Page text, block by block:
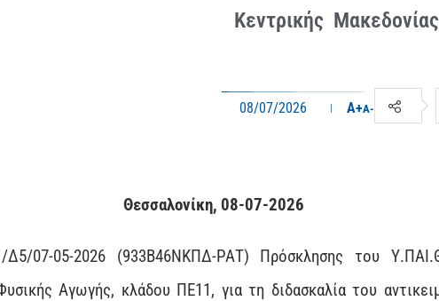
Κεντρικής
08/07/2026 A+A-
Θεσσαλονίκη, 08-07-2026
07-05-2026 (933Β46ΝΚΠΔ-ΡΑΤ) Πρόσκλησης του
Αγωγής, κλάδου ΠΕ11, για τη διδασκαλία του